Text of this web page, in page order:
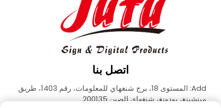
اتصل بنا
Add: المستوى 18، برج شنغهاي للمعلومات، رقم 1403، طريق
مينشينغ، بودونغ، شنغهاي الصين 200135